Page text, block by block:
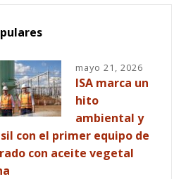
mayo 21, 2026
ISA marca un
hito
ambiental y
con el primer equipo de
con aceite vegetal